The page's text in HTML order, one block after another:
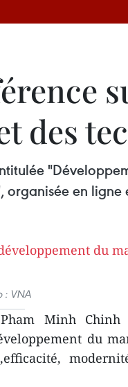
des
en ligne
: VNA
Minh
du